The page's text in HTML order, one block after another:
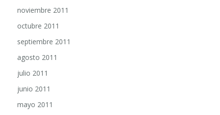
noviembre 2011
octubre 2011
septiembre 2011
agosto 2011
julio 2011
junio 2011
mayo 2011